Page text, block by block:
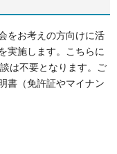
をお考えの方向けに活
実施します。こちらに
は不要となります。ご
書（免許証やマイナン